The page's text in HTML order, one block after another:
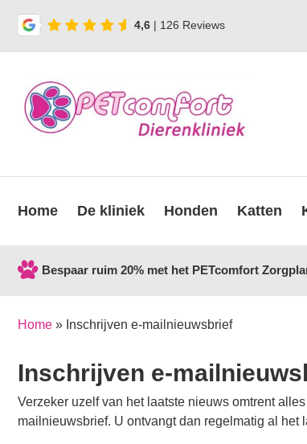
4,6| 126 Reviews
Home De kliniek Honden Katten
Bespaar ruim 20% met het PETcomfort
Home » Inschrijven e-mailnieuwsbrief
Inschrijven e-
Verzeker uzelf van het laatste nieuws omtrent
mailnieuwsbrief. U ontvangt dan regelmatig al het